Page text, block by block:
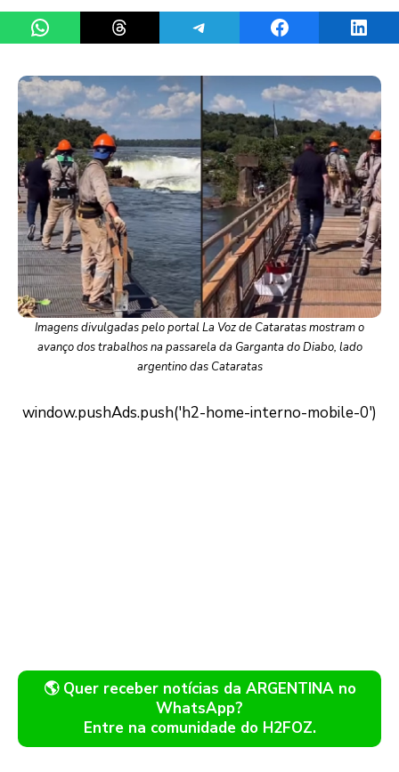
Share on WhatsAppShare on ThreadsShare on TelegramShare on Facebook
Imagens divulgadas pelo portal La Voz de Cataratas mostram o
avanço dos trabalhos na passarela da Garganta do Diabo, lado
argentino das Cataratas
🌎 Quer receber notícias da ARGENTINA no
WhatsApp?
Entre na comunidade do H2FOZ.